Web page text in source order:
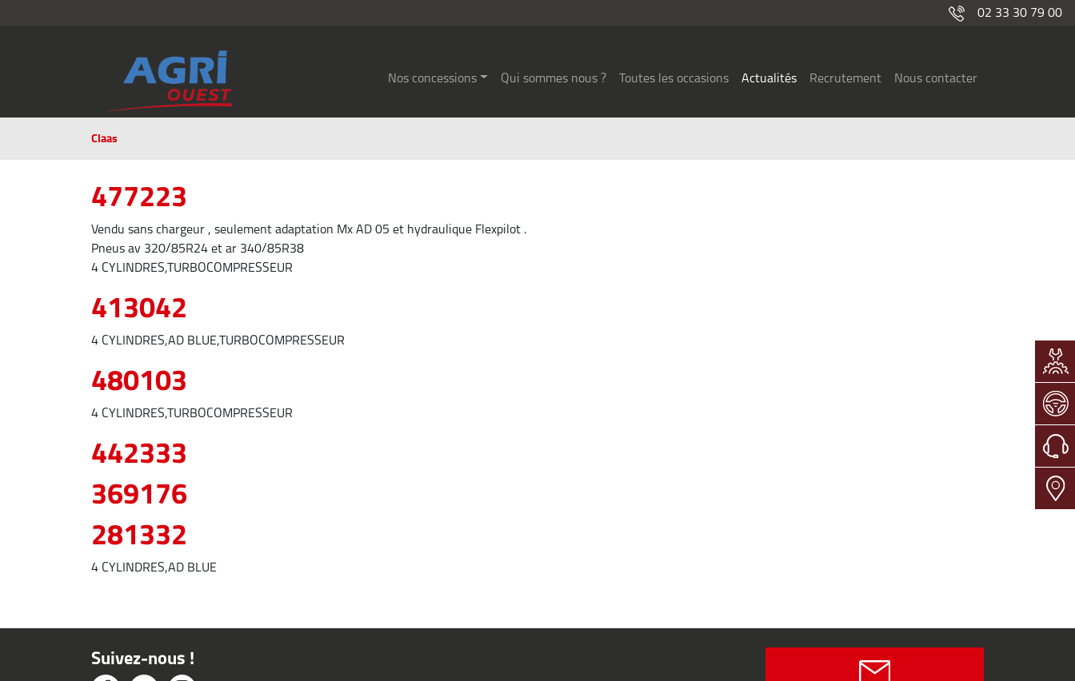
02 33 30 79 00
Nos concessions Qui sommes nous ? Toutes les occasions Actualités Recrutement Nous contacter
Claas
477223
Vendu sans chargeur , seulement adaptation Mx AD 05 et hydraulique Flexpilot .
Pneus av 320/85R24 et ar 340/85R38
4 CYLINDRES,TURBOCOMPRESSEUR
413042
4 CYLINDRES,AD BLUE,TURBOCOMPRESSEUR
480103
4 CYLINDRES,TURBOCOMPRESSEUR
442333
369176
281332
4 CYLINDRES,AD BLUE
Suivez-nous !